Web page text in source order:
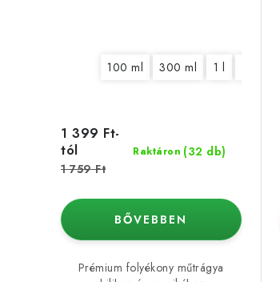
100 ml 300 ml 1 l
Raktáron (32 db)
1 399 Ft-
tól
1 759 Ft
BŐVEBBEN
Prémium folyékony műtrágya